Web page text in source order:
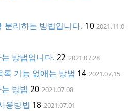
분리하는 방법입니다. 102021.11.0
방법입니다. 22 2021.07.28
기능 없애는 방법 14 2021.07.15
방법 20 2021.07.08
용방법 18 2021.07.01